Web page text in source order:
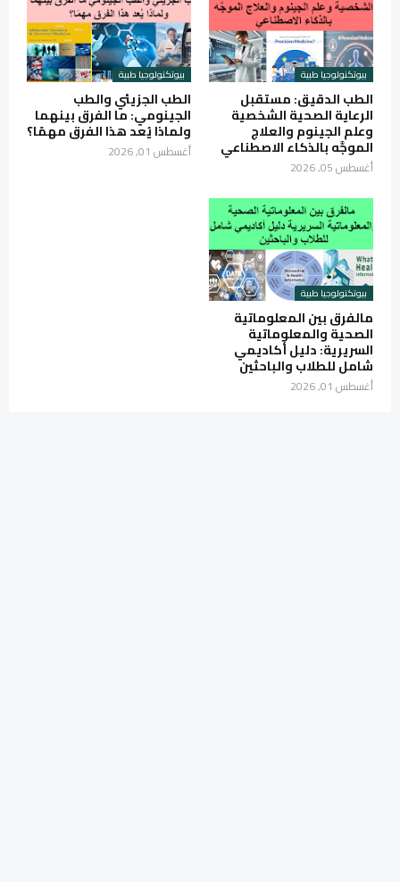
بيوتكنولوجيا طبية
الطب الدقيق: مستقبل
الرعاية الصحية الشخصية
وعلم الجينوم والعلاج
الموجَّه بالذكاء الاصطناعي
أغسطس 05, 2026
بيوتكنولوجيا طبية
الطب الجزيئي والطب
الجينومي: ما الفرق بينهما
ولماذا يُعد هذا الفرق مهمًا؟
أغسطس 01, 2026
بيوتكنولوجيا طبية
مالفرق بين المعلوماتية
الصحية والمعلوماتية
السريرية: دليل أكاديمي
شامل للطلاب والباحثين
أغسطس 01, 2026